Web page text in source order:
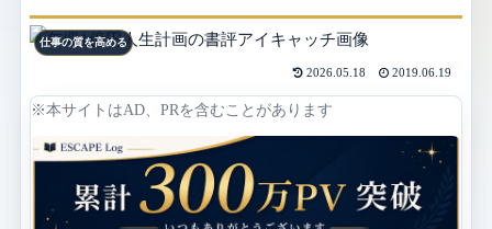
仕事の質を高める
2026.05.18 2019.06.19
※本サイトはAD、PRを含むことがあります